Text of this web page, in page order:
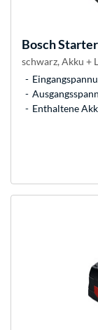
Bosch
schwarz, Akku +
Enthaltene